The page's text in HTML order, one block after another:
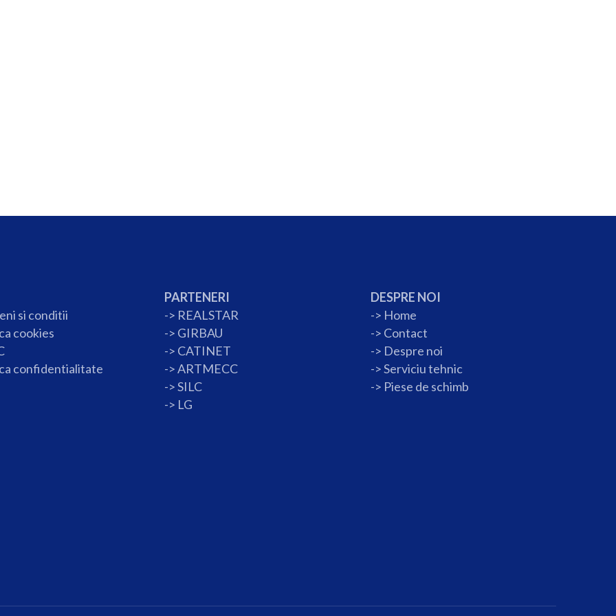
si conditii
cookies
confidentialitate
PARTENERI
-> REALSTAR
-> GIRBAU
-> CATINET
->ARTMECC
->SILC
-> LG
DESPRE NOI
-> Home
-> Contact
-> Despre noi
->Serviciu tehnic
-> Piese de schimb